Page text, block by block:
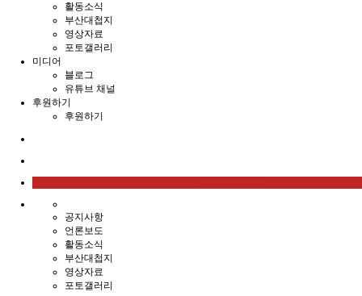
활동소식
부산대첩지
영상자료
포토갤러리
미디어
블로그
유튜브 채널
후원하기
후원하기
공지사항
언론보도
활동소식
부산대첩지
영상자료
포토갤러리